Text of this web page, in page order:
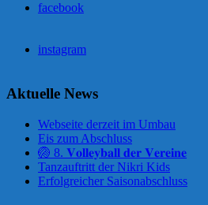
facebook
instagram
Aktuelle News
Webseite derzeit im Umbau
Eis zum Abschluss
🏐 8. 𝐕𝐨𝐥𝐥𝐞𝐲𝐛𝐚𝐥𝐥 𝐝𝐞𝐫 𝐕𝐞𝐫𝐞𝐢𝐧𝐞
Tanzauftritt der Nikri Kids
Erfolgreicher Saisonabschluss